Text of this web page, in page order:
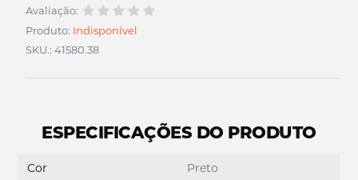
Avaliação:
Produto: Indisponível
SKU.: 41580.38
ESPECIFICAÇÕES DO PRODUTO
Cor
Preto